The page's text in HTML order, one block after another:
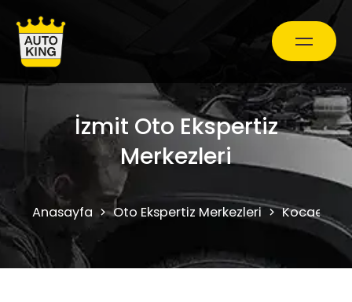
Araç Bakım ve Onarım
Oto Ekspertiz Hizmetleri
Kampanyalar
İzmit Oto Ekspertiz
Merkezleri
Anasayfa Oto Ekspertiz Merkezleri Kocaeli